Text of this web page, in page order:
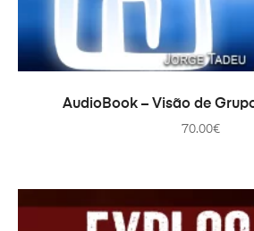
AÑADIR AL
AudioBook – Visão de
70.00€